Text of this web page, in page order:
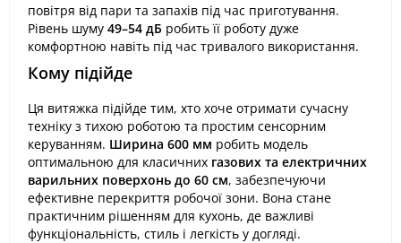
повітря від пари та запахів під час приготування.
Рівень шуму 49–54 дБ робить її роботу дуже
комфортною навіть під час тривалого використання.
Кому підійде
Ця витяжка підійде тим, хто хоче отримати сучасну
техніку з тихою роботою та простим сенсорним
керуванням. Ширина 600 мм робить модель
оптимальною для класичних газових та електричних
варильних поверхонь до 60 см, забезпечуючи
ефективне перекриття робочої зони. Вона стане
практичним рішенням для кухонь, де важливі
функціональність, стиль і легкість у догляді.